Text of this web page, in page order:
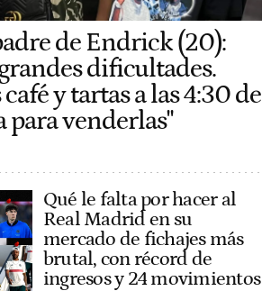
de Endrick (20):
dificultades.
y tartas a las 4:30 de
para venderlas"
Qué le falta por hacer al
Real Madrid en su
mercado de fichajes más
brutal, con récord de
ingresos y 24 movimientos